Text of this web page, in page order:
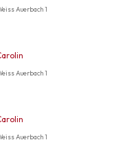
Auerbach 1
Auerbach 1
Auerbach 1